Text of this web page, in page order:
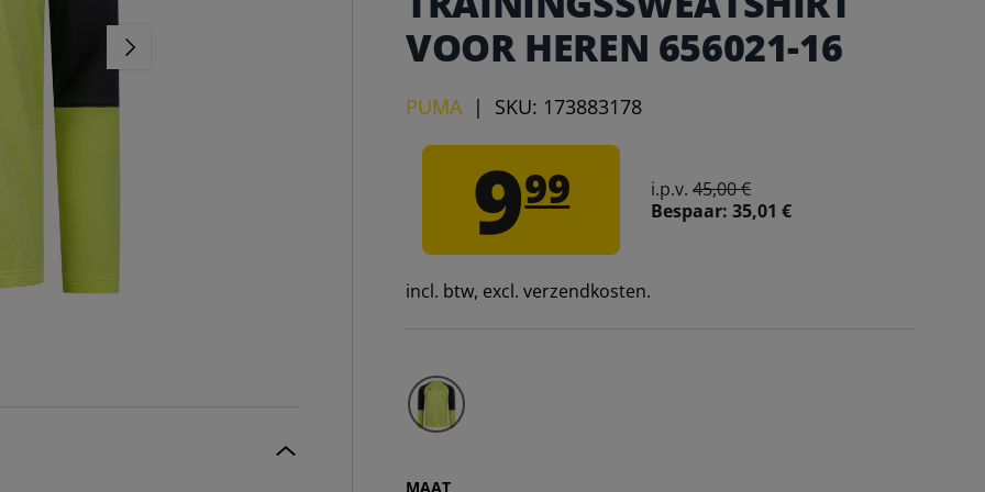
VOLGENDE
VOOR HEREN 656021-16
PUMA | SKU: 173883178
999 i.p.v.45,00 €
Bespaar:35,01 €
incl. btw, excl. verzendkosten.
MAAT